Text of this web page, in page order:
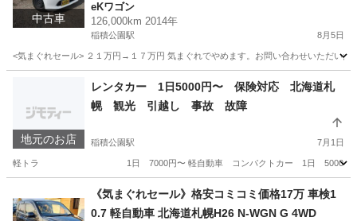
中古車
eKワゴン
126,000km 2014年
稲積公園駅 8月5日
<気まぐれセール> ２１万円→１７万円 気まぐれでやめます。お問い合わせいただい
稲積公園駅 eKワゴン ekワゴン
地元のお店
レンタカー 1日5000円〜 保険対応 北海道札
幌 観光 引越し 事故 故障
稲積公園駅 7月1日
軽トラ 1日 7000円〜 軽自動車 コンパクトカー 1日 5000円〜 ワン
稲積公園駅 その他 レンタカー
《気まぐれセール》格安コミコミ価格17万 車検1
0.7 軽自動車 北海道札幌H26 N-WGN G 4WD